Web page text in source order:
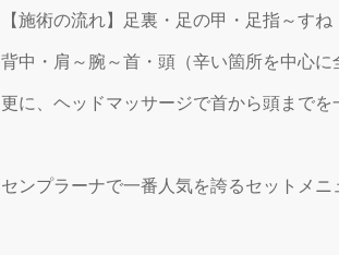
【施術の流れ】足裏・足の甲・足指～す
背中・肩～腕～首・頭（辛い箇所を中心に
更に、ヘッドマッサージで首から頭までを
センプラーナで一番人気を誇るセットメニ